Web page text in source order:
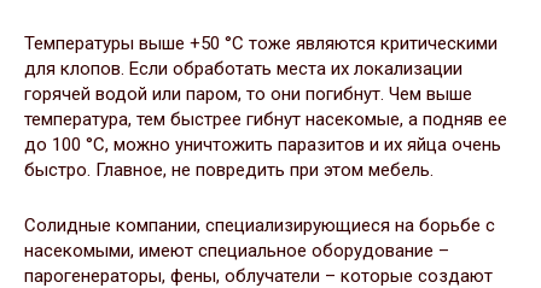
Температуры выше +50 °C тоже являются критическими
для клопов. Если обработать места их локализации
горячей водой или паром, то они погибнут. Чем выше
температура, тем быстрее гибнут насекомые, а подняв ее
до 100 °C, можно уничтожить паразитов и их яйца очень
быстро. Главное, не повредить при этом мебель.
Солидные компании, специализирующиеся на борьбе с
насекомыми, имеют специальное оборудование –
парогенераторы, фены, облучатели – которые создают